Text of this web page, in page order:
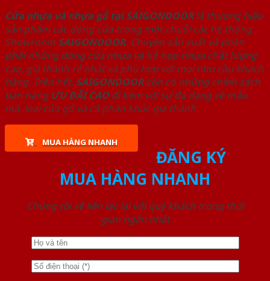
Cửa nhựa và nhựa gỗ tại SAIGONDOORlà thương hiệu
sản phẩm các dòng cửa trong một chuỗi các hệ thống
Showroom SAIGONDOOR. Chuyên sản xuất và phân
phối những dòng cửa nhựa và hỗ hợp nhựa chất lượng
cao, giá thành rẻ nhất và phù hợp với mọi nhu cầu khách
hàng. Trên hết, SAIGONDOORcòn có những chính sách
bán hàng ƯU ĐÃI CAOđi kèm với sự đa dạng về mẫu
mã, loại cửa gỗ và cả phân khúc giá thành.
MUA HÀNG NHANH
ĐĂNG KÝ
MUA HÀNG NHANH
Chúng tôi sẽ liên lạc lại với quý khách trong thời
gian ngắn nhất